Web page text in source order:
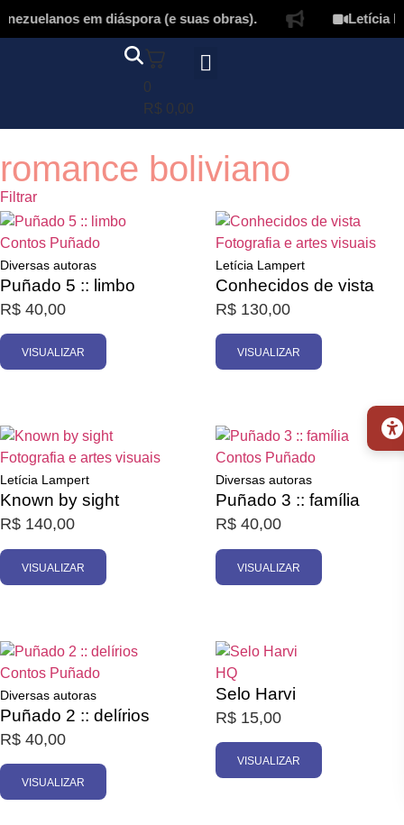
em diáspora (e suas obras). Letícia
0
R$ 0,00
romance boliviano
Filtrar
Promoção
Contos Puñado
Diversas autoras
Puñado 5 :: limbo
R$ 40,00
VISUALIZAR
Fotografia e artes visuais
Letícia Lampert
Conhecidos de vista
R$ 130,00
VISUALIZAR
Fotografia e artes visuais
Letícia Lampert
Known by sight
R$ 140,00
VISUALIZAR
Contos Puñado
Diversas autoras
Puñado 3 :: família
R$ 40,00
VISUALIZAR
Contos Puñado
Diversas autoras
Puñado 2 :: delírios
R$ 40,00
VISUALIZAR
HQ
Selo Harvi
R$ 15,00
VISUALIZAR